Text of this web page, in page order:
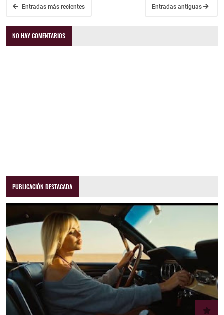
Entradas más recientes Entradas antiguas
NO HAY COMENTARIOS
PUBLICACIÓN DESTACADA